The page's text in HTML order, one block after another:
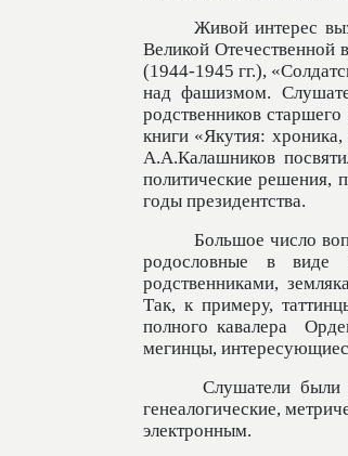
Живой интерес
Великой
(1944-1945 гг.),
над фашизмом.
родственников
книги «Якутия:
А.А.Калашников
политические решения,
годы президентства.
Большое число
родословные в виде
родственниками,
Так, к примеру,
полного кавалера
мегинцы,
Слушатели были
генеалогические,
электронным.